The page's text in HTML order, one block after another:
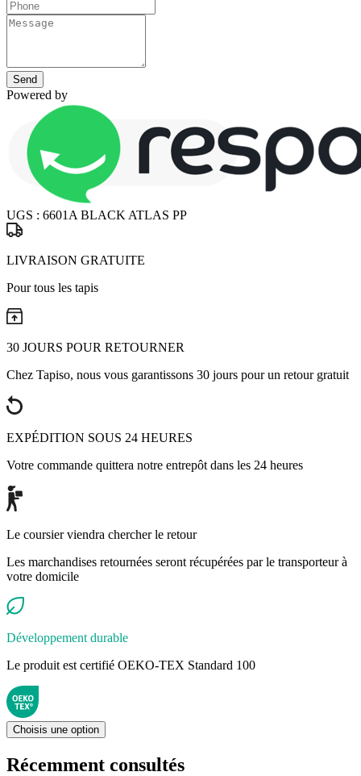
Send
Powered by
UGS : 6601A BLACK ATLAS PP
LIVRAISON GRATUITE
Pour tous les tapis
30 JOURS POUR RETOURNER
Chez Tapiso, nous vous garantissons 30 jours pour un retour gratuit
EXPÉDITION SOUS 24 HEURES
Votre commande quittera notre entrepôt dans les 24 heures
Le coursier viendra chercher le retour
Les marchandises retournées seront récupérées par le transporteur à
votre domicile
Développement durable
Le produit est certifié OEKO-TEX Standard 100
Choisis une option
Récemment consultés